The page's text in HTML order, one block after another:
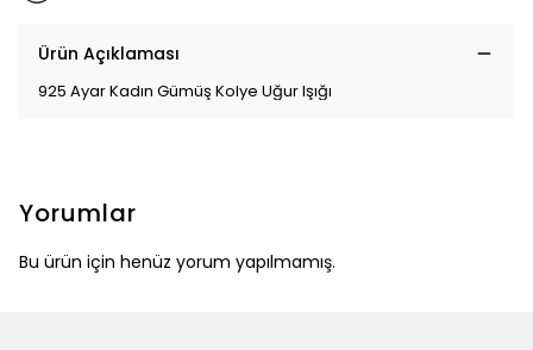
Ürün Açıklaması
925 Ayar Kadın Gümüş Kolye Uğur Işığı
Yorumlar
Bu ürün için henüz yorum yapılmamış.